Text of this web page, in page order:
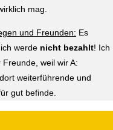
mag.
und Freunden: Es
werde nicht bezahlt! Ich
weil wir A:
weiterführende und
gut befinde.